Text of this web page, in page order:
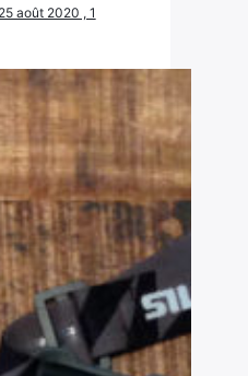
août 2020 , 1